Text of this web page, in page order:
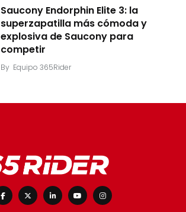
Saucony Endorphin Elite 3: la
superzapatilla más cómoda y
explosiva de Saucony para
competir
By Equipo 365Rider